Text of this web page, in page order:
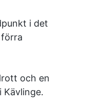
i det
och en
Kävlinge.